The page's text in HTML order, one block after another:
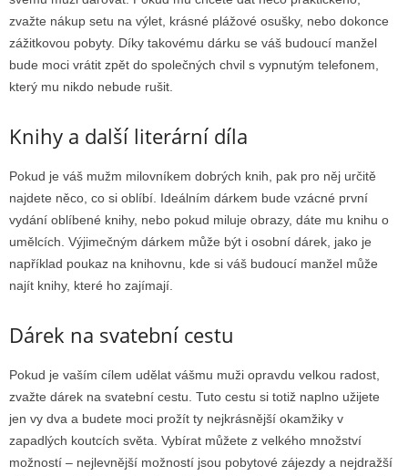
zvažte nákup setu na výlet, krásné plážové osušky, nebo dokonce
zážitkovou pobyty. Díky takovému dárku se váš budoucí manžel
bude moci vrátit zpět do společných chvil s vypnutým telefonem,
který mu nikdo nebude rušit.
Knihy a další literární díla
Pokud je váš mužm milovníkem dobrých knih, pak pro něj určitě
najdete něco, co si oblíbí. Ideálním dárkem bude vzácné první
vydání oblíbené knihy, nebo pokud miluje obrazy, dáte mu knihu o
umělcích. Výjimečným dárkem může být i osobní dárek, jako je
například poukaz na knihovnu, kde si váš budoucí manžel může
najít knihy, které ho zajímají.
Dárek na svatební cestu
Pokud je vaším cílem udělat vášmu muži opravdu velkou radost,
zvažte dárek na svatební cestu. Tuto cestu si totiž naplno užijete
jen vy dva a budete moci prožít ty nejkrásnější okamžiky v
zapadlých koutcích světa. Vybírat můžete z velkého množství
možností – nejlevnější možností jsou pobytové zájezdy a nejdražší